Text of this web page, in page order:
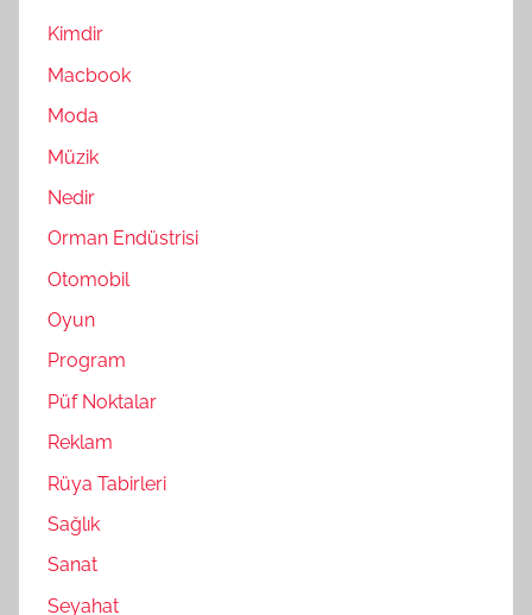
Kimdir
Macbook
Moda
Müzik
Nedir
Orman Endüstrisi
Otomobil
Oyun
Program
Püf Noktalar
Reklam
Rüya Tabirleri
Sağlık
Sanat
Seyahat